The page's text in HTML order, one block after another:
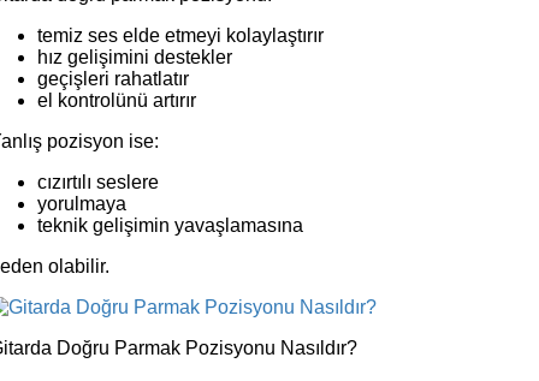
temiz ses elde etmeyi kolaylaştırır
hız gelişimini destekler
geçişleri rahatlatır
el kontrolünü artırır
pozisyon ise:
cızırtılı seslere
yorulmaya
teknik gelişimin yavaşlamasına
olabilir.
Doğru Parmak Pozisyonu Nasıldır?